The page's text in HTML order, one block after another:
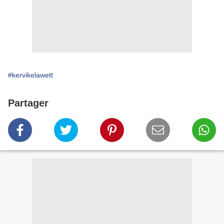
#kervikelawett
Partager